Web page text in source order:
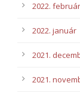
2022. február
2022. január
2021.
2021.